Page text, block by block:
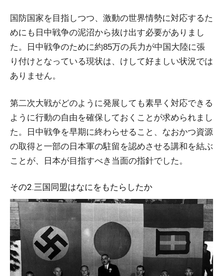
国防国家を目指しつつ、激動の世界情勢に対応するた
めにも日中戦争の泥沼から抜け出す必要がありまし
た。日中戦争のために約85万の兵力が中国大陸に張
り付けとなっている現状は、けして好ましい状況では
ありません。
第二次大戦がどのように発展しても素早く対応できる
ように行動の自由を確保しておくことが求められまし
た。日中戦争を早期に終わらせること、なおかつ資源
の取得と一部の日本軍の駐留を認めさせる講和を結ぶ
ことが、日本が目指すべき当面の指針でした。
その2.三国同盟はなにをもたらしたか